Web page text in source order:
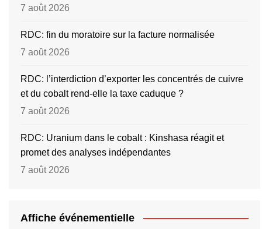
7 août 2026
RDC: fin du moratoire sur la facture normalisée
7 août 2026
RDC: l’interdiction d’exporter les concentrés de cuivre
et du cobalt rend-elle la taxe caduque ?
7 août 2026
RDC: Uranium dans le cobalt : Kinshasa réagit et
promet des analyses indépendantes
7 août 2026
Affiche événementielle